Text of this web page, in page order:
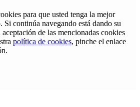
para que usted tenga la mejor
Si continúa navegando está dando su
de las mencionadas cookies
política de cookies, pinche el enlace